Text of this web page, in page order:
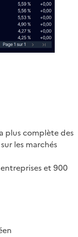
plus complète des
les marchés
et 900